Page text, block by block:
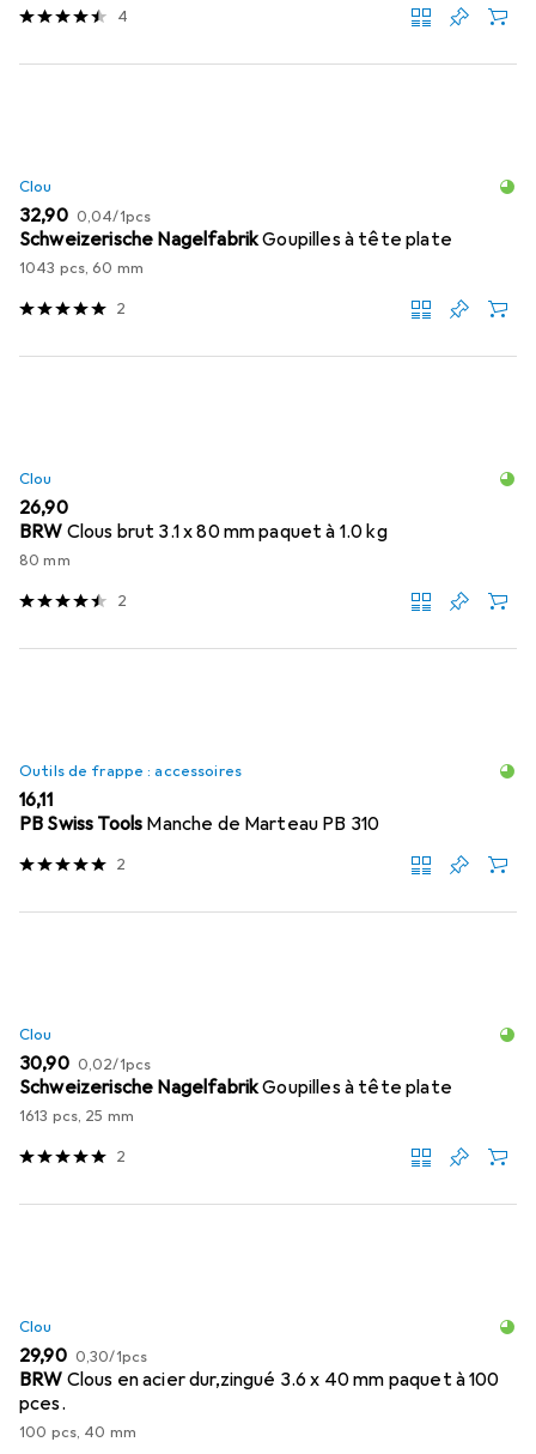
4
Clou
EUR
32,90 EUR
0,04/1pcs
Schweizerische NagelfabrikGoupilles à tête plate
1043 pcs, 60 mm
2
Clou
EUR
26,90
BRW Clous brut 3.1 x 80 mm paquet à 1.0 kg
80 mm
2
Outils de frappe : accessoires
EUR
16,11
PB Swiss Tools Manche de Marteau PB 310
2
Clou
EUR
30,90 EUR
0,02/1pcs
Schweizerische NagelfabrikGoupilles à tête plate
1613 pcs, 25 mm
2
Clou
EUR
29,90 EUR
0,30/1pcs
BRW Clous en acier dur,zingué 3.6 x 40 mm paquet à 100
pces.
100 pcs, 40 mm